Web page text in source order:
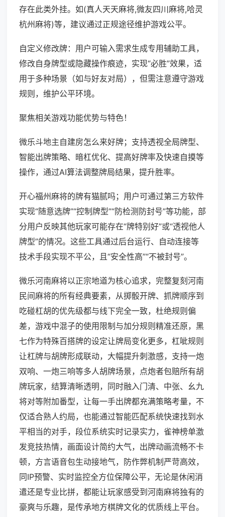
存在此类外挂。如(真人天天麻将,微友四川麻将,哈灵
杭州麻将)等，建议通过正规途径维护游戏公平。
自定义修改牌：用户可输入需求生成专用辅助工具，
修改自身牌型或隐藏操作痕迹，实现“必胜”效果，适
用于多种场景（如与好友对局），但需注意遵守游戏
规则，维护公平环境。
聚焦相关游戏功能优势与特色！
微乐斗地主自建房怎么来好牌；支持透视全局牌型、
智能出牌策略、暗杠优化、提高好牌率及快速自摸等
操作，通过AI算法调整牌局结果，提升胜率。
开心福州麻将的牌有猫腻吗；用户可通过第三方软件
实现“随意选牌”“控制牌型”“防检测防封号”等功能，部
分用户反映其他玩家可能存在“牌特别好”或“透视他人
牌型”的情况。这些工具通过后台运行、自动连接等
技术手段实现不平公，且“安全性高”“不被封号”。
微乐河南麻将以正宗地道为核心追求，完整复刻河南
民间麻将的所有经典要素，从掷骰开牌、抓牌顺序到
吃碰杠胡的优先级都与线下完全一致，杜绝规则偏
差，游戏中混子的使用限制与加分规则精准还原，黑
七作为特殊百搭牌的设定让牌局变化更多，杠呲规则
让杠牌与胡牌形成联动，大幅提升刺激感，支持一炮
双响、一炮三响等多人胡牌场景，点炮者包赔所有胡
牌玩家，结算清晰透明，同时融入门清、中张、幺九
将对等附加番型，让每一手出牌都充满策略考量，不
仅适合熟人约局，也能通过智能匹配系统快速找到水
平相当的对手，段位系统实时记录实力，雀神榜单激
发竞技热情，画面设计简约大气，出牌动画流畅不卡
顿，方言语音包生动接地气，防作弊机制严苛高效，
同IP预警、实时监控全方位保障公平，无论是休闲消
遣还是专业比拼，都能让玩家感受到河南麻将独有的
豪爽与乐趣，是传承地方棋牌文化的优质线上平台。